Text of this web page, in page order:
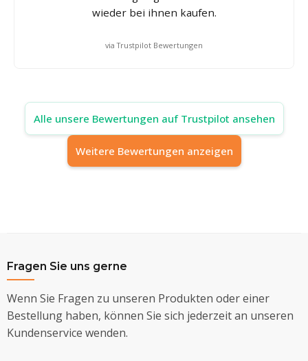
wieder bei ihnen kaufen.
via Trustpilot Bewertungen
Alle unsere Bewertungen auf Trustpilot ansehen
Weitere Bewertungen anzeigen
Fragen Sie uns gerne
Wenn Sie Fragen zu unseren Produkten oder einer
Bestellung haben, können Sie sich jederzeit an unseren
Kundenservice wenden.